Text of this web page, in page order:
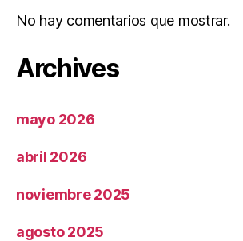
No hay comentarios que mostrar.
Archives
mayo 2026
abril 2026
noviembre 2025
agosto 2025